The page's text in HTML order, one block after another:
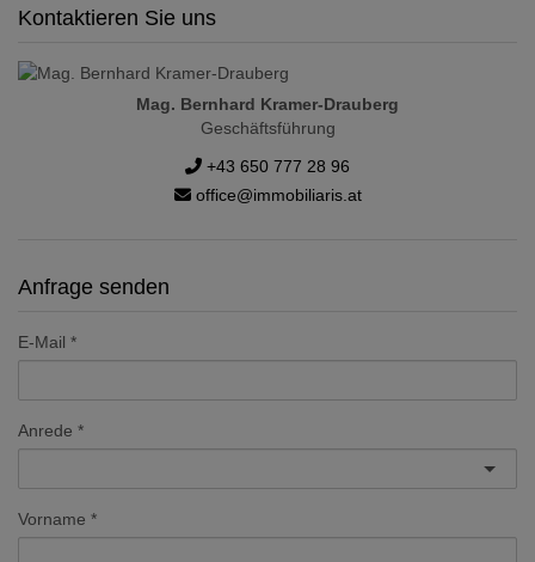
Kontaktieren Sie uns
Mag. Bernhard Kramer-Drauberg
Geschäftsführung
+43 650 777 28 96
office@immobiliaris.at
Anfrage senden
E-Mail
Anrede
Vorname